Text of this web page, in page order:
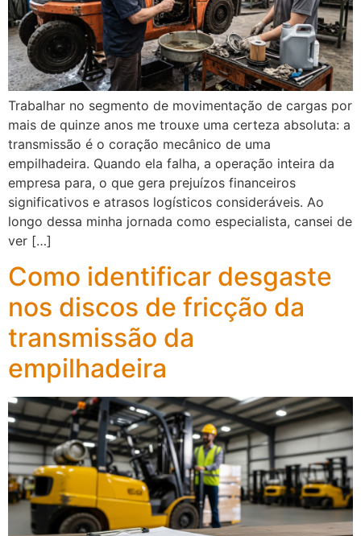
Trabalhar no segmento de movimentação de cargas por
mais de quinze anos me trouxe uma certeza absoluta: a
transmissão é o coração mecânico de uma
empilhadeira. Quando ela falha, a operação inteira da
empresa para, o que gera prejuízos financeiros
significativos e atrasos logísticos consideráveis. Ao
longo dessa minha jornada como especialista, cansei de
ver […]
Como identificar desgaste
nos discos de fricção da
transmissão da
empilhadeira